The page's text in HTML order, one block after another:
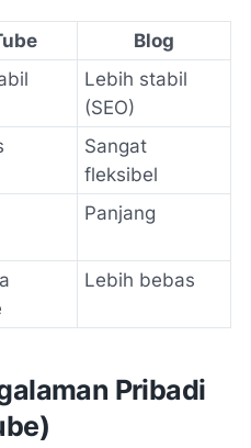
Blog
Lebih stabil
(SEO)
Sangat
fleksibel
Panjang
Lebih bebas
Pribadi